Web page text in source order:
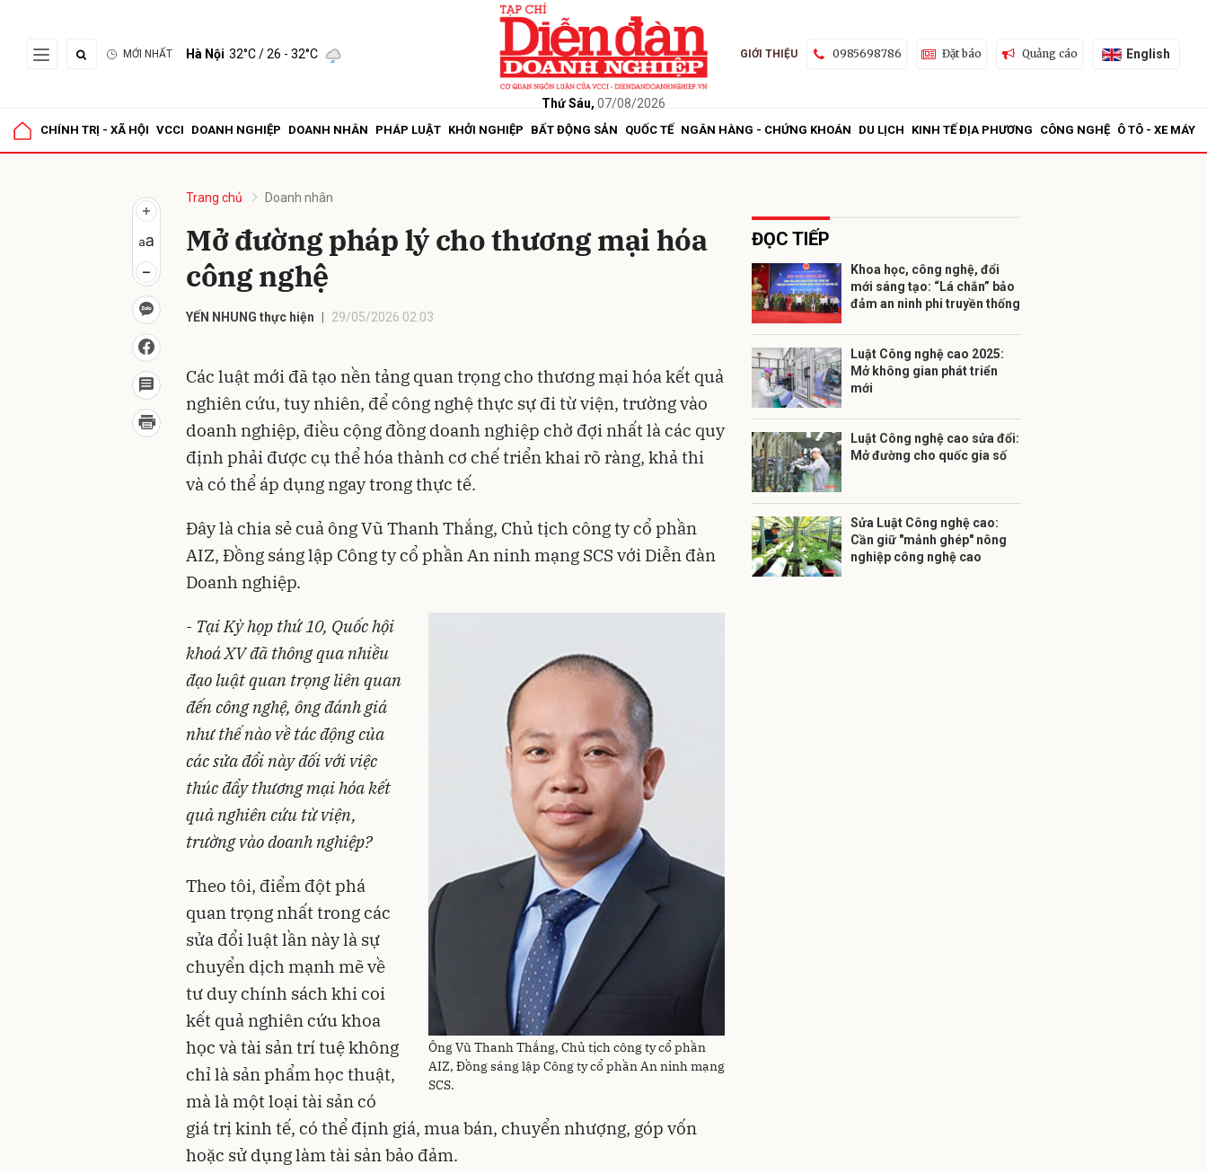
MỚI NHẤT Hà Nội 32°C/ 26 - 32°C
Thứ Sáu, 07/08/2026
GIỚI THIỆU 0985698786 Đặt báo Quảng cáo English
CHÍNH TRỊ - XÃ HỘI VCCI DOANH NGHIỆP DOANH NHÂN PHÁP LUẬT KHỞI NGHIỆP BẤT ĐỘNG SẢN QUỐC TẾ NGÂN HÀNG - CHỨNG KHOÁN DU LỊCH KINH TẾ ĐỊA PHƯƠNG CÔNG NGHỆ Ô TÔ - XE MÁY
Trang chủ Doanh nhân
Mở đường pháp lý cho thương mại hóa
công nghệ
YẾN NHUNG thực hiện 29/05/2026 02:03
Các luật mới đã tạo nền tảng quan trọng cho thương mại hóa kết quả
nghiên cứu, tuy nhiên, để công nghệ thực sự đi từ viện, trường vào
doanh nghiệp, điều cộng đồng doanh nghiệp chờ đợi nhất là các quy
định phải được cụ thể hóa thành cơ chế triển khai rõ ràng, khả thi
và có thể áp dụng ngay trong thực tế.
Đây là chia sẻ cuả ông Vũ Thanh Thắng, Chủ tịch công ty cổ phần
AIZ, Đồng sáng lập Công ty cổ phần An ninh mạng SCS với Diễn đàn
Doanh nghiệp.
Ông Vũ Thanh Thắng, Chủ tịch công ty cổ phần
AIZ, Đồng sáng lập Công ty cổ phần An ninh mạng
SCS.
- Tại Kỳ họp thứ 10, Quốc hội
khoá XV đã thông qua nhiều
đạo luật quan trọng liên quan
đến công nghệ, ông đánh giá
như thế nào về tác động của
các sửa đổi này đối với việc
thúc đẩy thương mại hóa kết
quả nghiên cứu từ viện,
trường vào doanh nghiệp?
Theo tôi, điểm đột phá
quan trọng nhất trong các
sửa đổi luật lần này là sự
chuyển dịch mạnh mẽ về
tư duy chính sách khi coi
kết quả nghiên cứu khoa
học và tài sản trí tuệ không
chỉ là sản phẩm học thuật,
mà là một loại tài sản có
giá trị kinh tế, có thể định giá, mua bán, chuyển nhượng, góp vốn
hoặc sử dụng làm tài sản bảo đảm.
ĐỌC TIẾP
Khoa học, công nghệ, đổi
mới sáng tạo: “Lá chắn” bảo
đảm an ninh phi truyền thống
Luật Công nghệ cao 2025:
Mở không gian phát triển
mới
Luật Công nghệ cao sửa đổi:
Mở đường cho quốc gia số
Sửa Luật Công nghệ cao:
Cần giữ "mảnh ghép" nông
nghiệp công nghệ cao
Gửi